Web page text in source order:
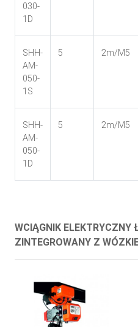
030-
1D
SHH-
AM-
050-
1S
5 2m/M5
SHH-
AM-
050-
1D
5 2m/M5
WCIĄGNIK ELEKTRYCZNY
ZINTEGROWANY Z